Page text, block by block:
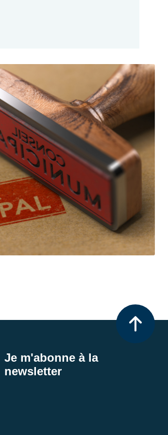
Je m'abonne à la
newsletter